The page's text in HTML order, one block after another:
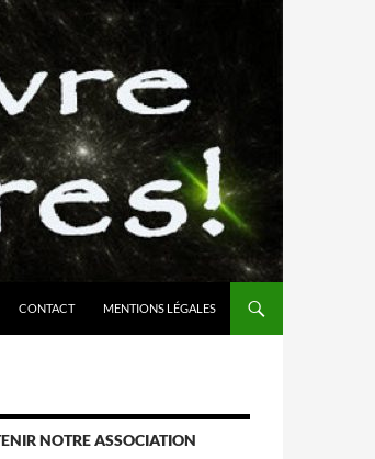
CONTACT MENTIONS LÉGALES
NOTRE ASSOCIATION